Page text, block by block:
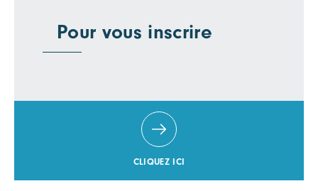
Pour vous inscrire
CLIQUEZ ICI